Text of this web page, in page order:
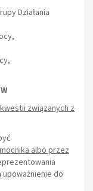
Działania
związanych z
albo przez
do